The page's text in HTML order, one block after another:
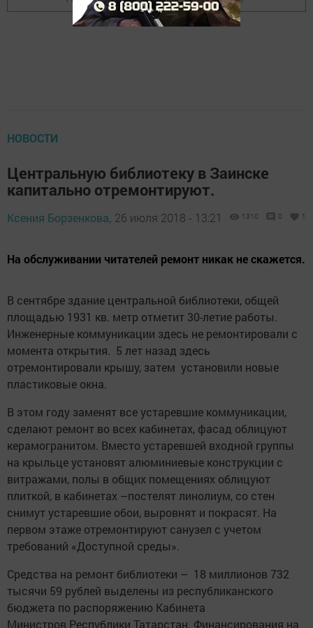
НОВОСТИ
Центральную библиотеку в Заинске
капитально отремонтируют.
Ксения Борзенкова, 26 июля 2018 - 13:21 1310 0 1
На обслуживании читателей ремонт никак не скажется.
В сентябре здание центральной библиотеки, общей
площадью 1931 кв. метр отметит 30-летие работы.
Инженерные коммуникации здесь не ремонтировали с
момента открытия. 5 лет назад здесь
отремонтировали крышу, затем установили новые
пластиковые окна.
В этом году заменят все устаревшие коммуникации,
сделают ремонт во всех кабинетах, фасад облицуют
керамогранитом. Вместо устаревшей входной группы
на крыльце установят алюминиевые конструкции с
витражами, полы в общих помещениях облицуют
плиткой, в кабинетах –постелят линолиум, со стен
снимут устаревшие обои, выровнят и покрасят. На
первом этаже отремонтируют санузел с учетом
требований «Доступной среды».
Средства на ремонт библиотеки – 18 миллионов 732
тысячи 59 рублей выделены из республиканского
бюджета по распоряжению Кабинета
Министров Республики Татарстан. Финансирования на